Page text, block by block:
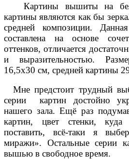
Картины вышиты на
картины являются как бы
средней композиции.
составлена на основе
оттенков, отличается
и выразительностью.
16,5х30 см, средней картины
Мне предстоит трудный
серии картин достойно
нашего зала. Ещё раз
картин, цвет стенки,
поставить, всё-таки я
миражи». Остальные серии
вышью в свободное время.